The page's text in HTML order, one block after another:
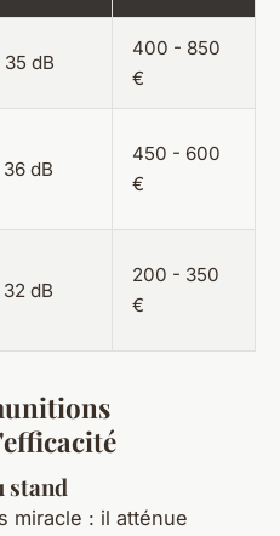
dB
400 - 850
€
dB
450 - 600
€
dB
200 - 350
€
stand
miracle : il atténue